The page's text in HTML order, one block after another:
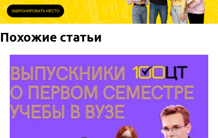
Похожие статьи